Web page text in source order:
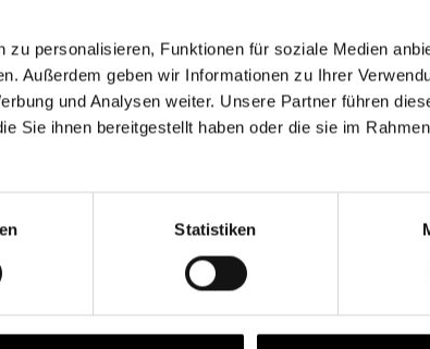
personalisieren, Funktionen für soziale Medien
Außerdem geben wir Informationen zu Ihrer
und Analysen weiter. Unsere Partner führen
Sie ihnen bereitgestellt haben oder die sie im
Statistiken
Chancen & Risiken
FAQ